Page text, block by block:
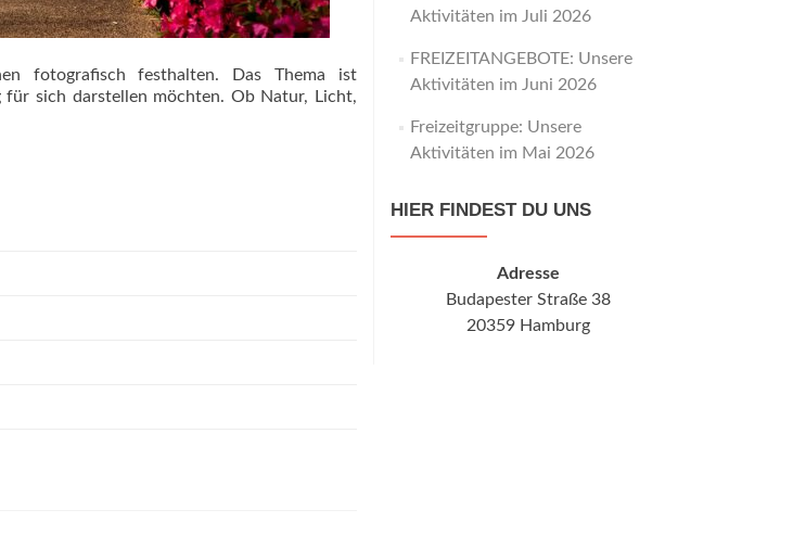
fotografisch festhalten. Das Thema ist
für sich darstellen möchten. Ob Natur, Licht,
Aktivitäten im Juli 2026
FREIZEITANGEBOTE: Unsere
Aktivitäten im Juni 2026
Freizeitgruppe: Unsere
Aktivitäten im Mai 2026
HIER FINDEST DU UNS
Adresse
Budapester Straße 38
20359 Hamburg